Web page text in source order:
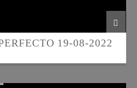
19-08-2022